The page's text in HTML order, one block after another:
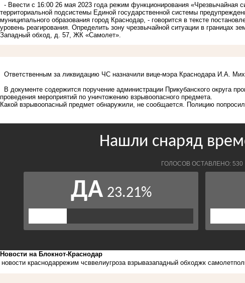
- Ввести с 16:00 26 мая 2023 года режим функционирования «Чрезвычайная
территориальной подсистемы Единой государственной системы
муниципального образования город Краснодар, - говорится в тексте
уровень реагирования. Определить зону чрезвычайной ситуации в границах
Западный обход, д. 57, ЖК «Самолет».
Ответственным за ликвидацию ЧС назначили вице-мэра Краснодара И.А.
В документе содержится поручение администрации Прикубанского округа
проведения мероприятий по уничтожению взрывоопасного предмета.
Какой взрывоопасный предмет обнаружили, не сообщается. Полицию
Новости на Блoкнoт-Краснодар
новости краснодаррежим чсввелиугроза взрывазападный обходжк самолет